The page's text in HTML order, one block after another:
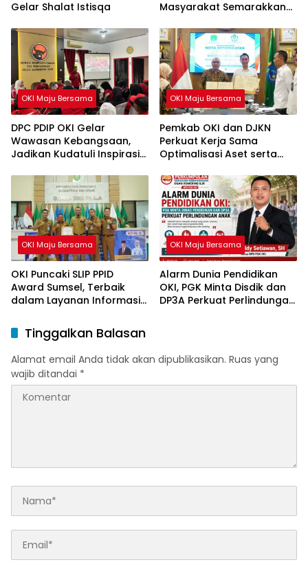
Gelar Shalat Istisqa
Masyarakat Semarakkan
OKI Maju Bersama
DPC PDIP OKI Gelar
Wawasan Kebangsaan,
Jadikan Kudatuli Inspirasi
OKI Maju Bersama
Pemkab OKI dan DJKN
Perkuat Kerja Sama
Optimalisasi Aset serta
OKI Maju Bersama
OKI Puncaki SLIP PPID
Award Sumsel, Terbaik
dalam Layanan Informasi
OKI Maju Bersama
Alarm Dunia Pendidikan
OKI, PGK Minta Disdik dan
DP3A Perkuat Perlindungan
Tinggalkan Balasan
Alamat email Anda tidak akan dipublikasikan. Ruas yang
wajib ditandai *